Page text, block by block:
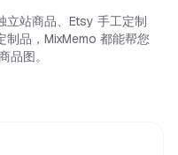
立站商品、Etsy 手工定制
品，MixMemo 都能帮您
品图。